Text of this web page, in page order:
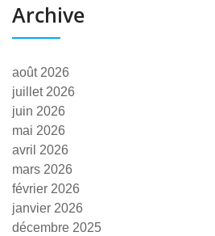
Archive
août 2026
juillet 2026
juin 2026
mai 2026
avril 2026
mars 2026
février 2026
janvier 2026
décembre 2025